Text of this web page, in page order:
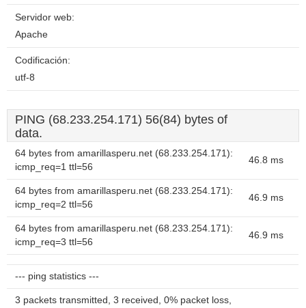
Servidor web:
Apache
Codificación:
utf-8
PING (68.233.254.171) 56(84) bytes of
data.
64 bytes from amarillasperu.net (68.233.254.171):
icmp_req=1 ttl=56
46.8 ms
64 bytes from amarillasperu.net (68.233.254.171):
icmp_req=2 ttl=56
46.9 ms
64 bytes from amarillasperu.net (68.233.254.171):
icmp_req=3 ttl=56
46.9 ms
--- ping statistics ---
3 packets transmitted, 3 received, 0% packet loss,